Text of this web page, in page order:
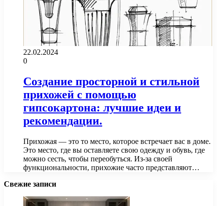
22.02.2024
0
Создание просторной и стильной
прихожей с помощью
гипсокартона: лучшие идеи и
рекомендации.
Прихожая — это то место, которое встречает вас в доме.
Это место, где вы оставляете свою одежду и обувь, где
можно сесть, чтобы переобуться. Из-за своей
функциональности, прихожие часто представляют…
Свежие записи